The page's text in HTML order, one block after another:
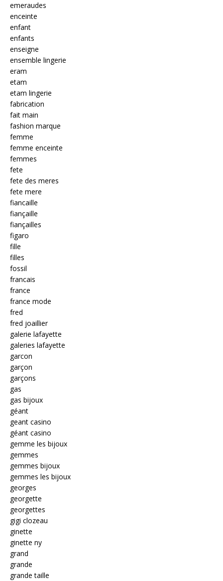
emeraudes
enceinte
enfant
enfants
enseigne
ensemble lingerie
eram
etam
etam lingerie
fabrication
fait main
fashion marque
femme
femme enceinte
femmes
fete
fete des meres
fete mere
fiancaille
fiançaille
fiançailles
figaro
fille
filles
fossil
francais
france
france mode
fred
fred joaillier
galerie lafayette
galeries lafayette
garcon
garçon
garçons
gas
gas bijoux
géant
geant casino
géant casino
gemme les bijoux
gemmes
gemmes bijoux
gemmes les bijoux
georges
georgette
georgettes
gigi clozeau
ginette
ginette ny
grand
grande
grande taille